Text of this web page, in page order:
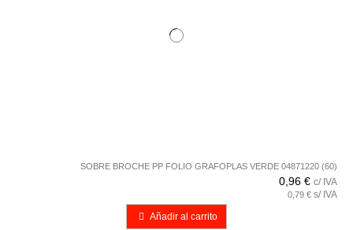
SOBRE BROCHE PP FOLIO GRAFOPLAS VERDE 04871220 (60)
0,96 € c/ IVA
0,79 € s/ IVA
Añadir al carrito